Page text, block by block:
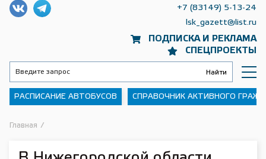
ПОДПИСКА И РЕКЛАМА
СПЕЦПРОЕКТЫ
+7 (83149) 5-13-24
lsk_gazett@list.ru
РАСПИСАНИЕ АВТОБУСОВ СПРАВОЧНИК АКТИВНОГО
Главная /